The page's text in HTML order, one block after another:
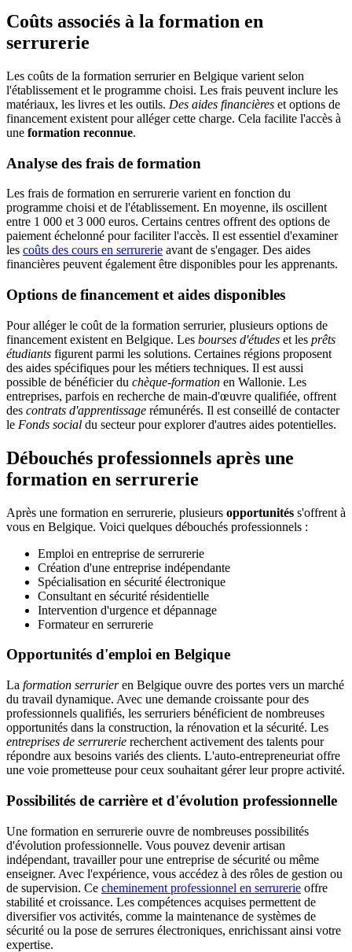
Coûts associés à la formation en
serrurerie
Les coûts de la formation serrurier en Belgique varient selon
l'établissement et le programme choisi. Les frais peuvent inclure les
matériaux, les livres et les outils. Des aides financières et options de
financement existent pour alléger cette charge. Cela facilite l'accès à
une formation reconnue.
Analyse des frais de formation
Les frais de formation en serrurerie varient en fonction du
programme choisi et de l'établissement. En moyenne, ils oscillent
entre 1 000 et 3 000 euros. Certains centres offrent des options de
paiement échelonné pour faciliter l'accès. Il est essentiel d'examiner
les coûts des cours en serrurerie avant de s'engager. Des aides
financières peuvent également être disponibles pour les apprenants.
Options de financement et aides disponibles
Pour alléger le coût de la formation serrurier, plusieurs options de
financement existent en Belgique. Les bourses d'études et les prêts
étudiants figurent parmi les solutions. Certaines régions proposent
des aides spécifiques pour les métiers techniques. Il est aussi
possible de bénéficier du chèque-formation en Wallonie. Les
entreprises, parfois en recherche de main-d'œuvre qualifiée, offrent
des contrats d'apprentissage rémunérés. Il est conseillé de contacter
le Fonds social du secteur pour explorer d'autres aides potentielles.
Débouchés professionnels après une
formation en serrurerie
Après une formation en serrurerie, plusieurs opportunités s'offrent à
vous en Belgique. Voici quelques débouchés professionnels :
Emploi en entreprise de serrurerie
Création d'une entreprise indépendante
Spécialisation en sécurité électronique
Consultant en sécurité résidentielle
Intervention d'urgence et dépannage
Formateur en serrurerie
Opportunités d'emploi en Belgique
La formation serrurieren Belgique ouvre des portes vers un marché
du travail dynamique. Avec une demande croissante pour des
professionnels qualifiés, les serruriers bénéficient de nombreuses
opportunités dans la construction, la rénovation et la sécurité. Les
entreprises de serrurerie recherchent activement des talents pour
répondre aux besoins variés des clients. L'auto-entrepreneuriat offre
une voie prometteuse pour ceux souhaitant gérer leur propre activité.
Possibilités de carrière et d'évolution professionnelle
Une formation en serrurerie ouvre de nombreuses possibilités
d'évolution professionnelle. Vous pouvez devenir artisan
indépendant, travailler pour une entreprise de sécurité ou même
enseigner. Avec l'expérience, vous accédez à des rôles de gestion ou
de supervision. Ce cheminement professionnel en serrurerie offre
stabilité et croissance. Les compétences acquises permettent de
diversifier vos activités, comme la maintenance de systèmes de
sécurité ou la pose de serrures électroniques, enrichissant ainsi votre
expertise.